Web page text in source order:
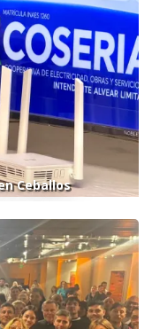
Ceballos